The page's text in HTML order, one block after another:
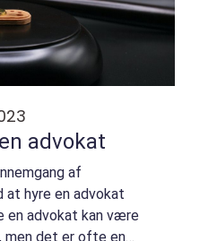
advokat
af
at hyre en advokat
en advokat kan være
det er ofte en